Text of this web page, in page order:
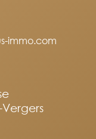
immo.com
Vergers